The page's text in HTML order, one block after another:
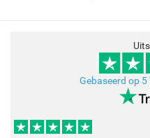
Gebaseerd op